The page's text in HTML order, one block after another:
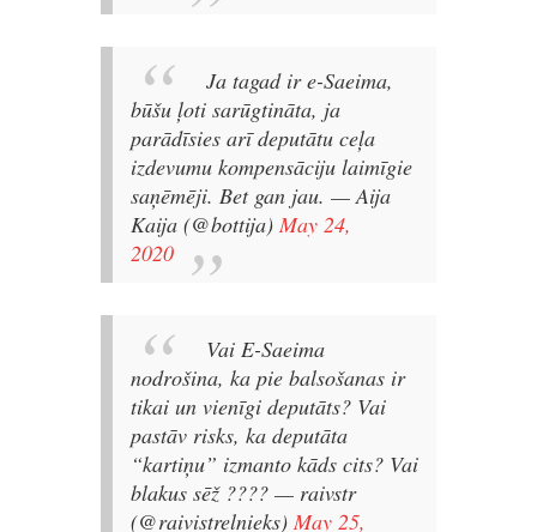
Ja tagad ir e-Saeima,
būšu ļoti sarūgtināta, ja
parādīsies arī deputātu ceļa
izdevumu kompensāciju laimīgie
saņēmēji. Bet gan jau. — Aija
Kaija (@bottija) May 24,
2020
Vai E-Saeima
nodrošina, ka pie balsošanas ir
tikai un vienīgi deputāts? Vai
pastāv risks, ka deputāta
“kartiņu” izmanto kāds cits? Vai
blakus sēž ???? — raivstr
(@raivistrelnieks) May 25,